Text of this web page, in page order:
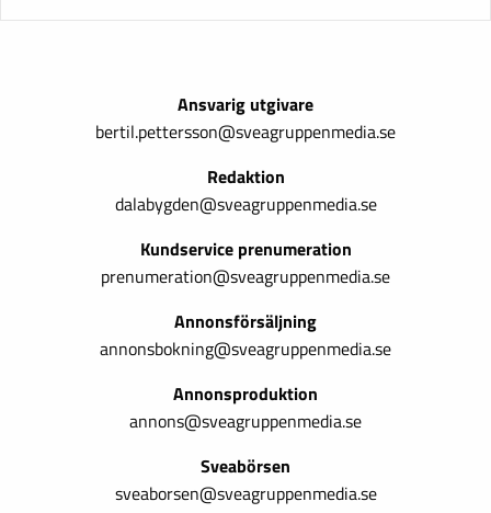
Ansvarig utgivare
bertil.pettersson@sveagruppenmedia.se
Redaktion
dalabygden@sveagruppenmedia.se
Kundservice prenumeration
prenumeration@sveagruppenmedia.se
Annonsförsäljning
annonsbokning@sveagruppenmedia.se
Annonsproduktion
annons@sveagruppenmedia.se
Sveabörsen
sveaborsen@sveagruppenmedia.se